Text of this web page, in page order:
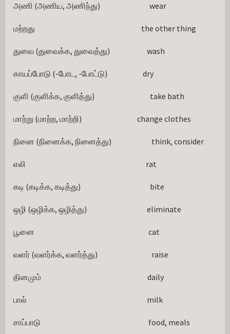
அணி (அணிய, அணிந்து)                                wear
மற்றது                                                                     the other thing
துவை (துவைக்க, துவைத்து)                        wash
காயப்போடு (-போட, -போட்டு)                       dry
குளி (குளிக்க, குளித்து)                                    take bath
மாற்று (மாற்ற, மாற்றி)                                    change clothes
நினை (நினைக்க, நினைத்து)                          think, consider
எலி                                                                              rat
கடி (கடிக்க, கடித்து)                                             bite
ஒழி (ஒழிக்க, ஒழித்து)                                       eliminate
பூனை                                                                          cat
வளர் (வளர்க்க, வளர்த்து)                                   raise
தினமும்                                                                     daily
பால்                                                                              milk
சாப்பாடு                                                                      food, meals